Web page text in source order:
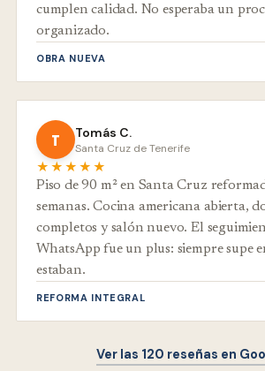
cumplen calidad. No esperaba un
organizado.
OBRA NUEVA
T Tomás C.
Santa Cruz de Tenerife
★★★★★
Piso de 90 m² en Santa Cruz
semanas. Cocina americana abierta,
completos y salón nuevo. El
WhatsApp fue un plus: siempre supe
estaban.
REFORMA INTEGRAL
Ver las 120 reseñas en